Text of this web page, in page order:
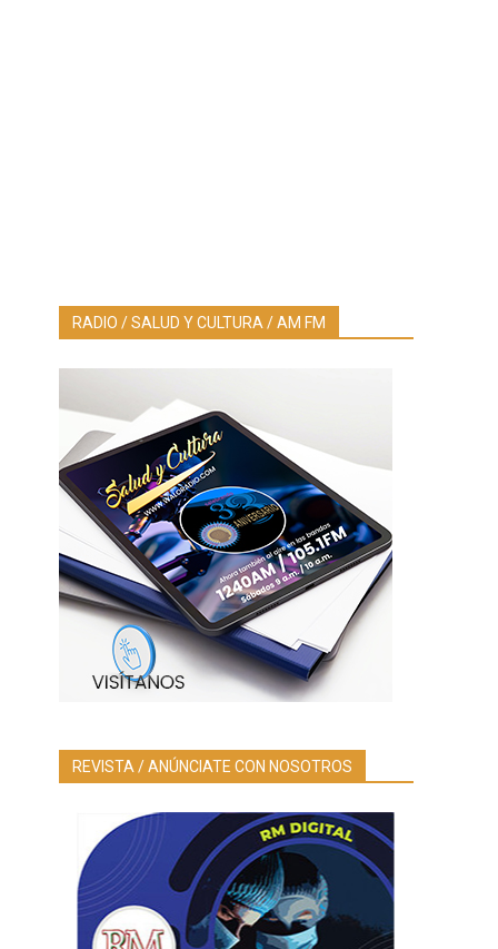
RADIO / SALUD Y CULTURA / AM FM
REVISTA / ANÚNCIATE CON NOSOTROS